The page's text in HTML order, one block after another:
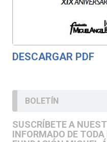
DESCARGAR PDF
BOLETÍN
SUSCRÍBETE A
INFORMADO DE